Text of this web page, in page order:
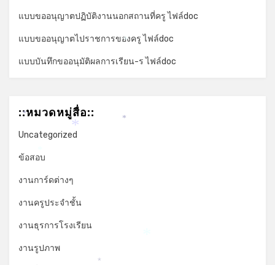
แบบขออนุญาตปฏิบัติงานนอกสถานที่ครู ไฟล์doc
แบบขออนุญาตไปราชการของครู ไฟล์doc
แบบบันทึกขออนุมัติผลการเรียน-ร ไฟล์doc
::หมวดหมู่สื่อ::
Uncategorized
ข้อสอบ
งานการ์ดต่างๆ
งานครูประจำชั้น
งานธุรการโรงเรียน
งานรูปภาพ
*
*